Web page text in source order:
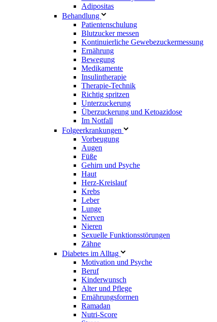
Adipositas
Behandlung
Patientenschulung
Blutzucker messen
Kontinuierliche Gewebezuckermessung
Ernährung
Bewegung
Medikamente
Insulintherapie
Therapie-Technik
Richtig spritzen
Unterzuckerung
Überzuckerung und Ketoazidose
Im Notfall
Folgeerkrankungen
Vorbeugung
Augen
Füße
Gehirn und Psyche
Haut
Herz-Kreislauf
Krebs
Leber
Lunge
Nerven
Nieren
Sexuelle Funktionsstörungen
Zähne
Diabetes im Alltag
Motivation und Psyche
Beruf
Kinderwunsch
Alter und Pflege
Ernährungsformen
Ramadan
Nutri-Score